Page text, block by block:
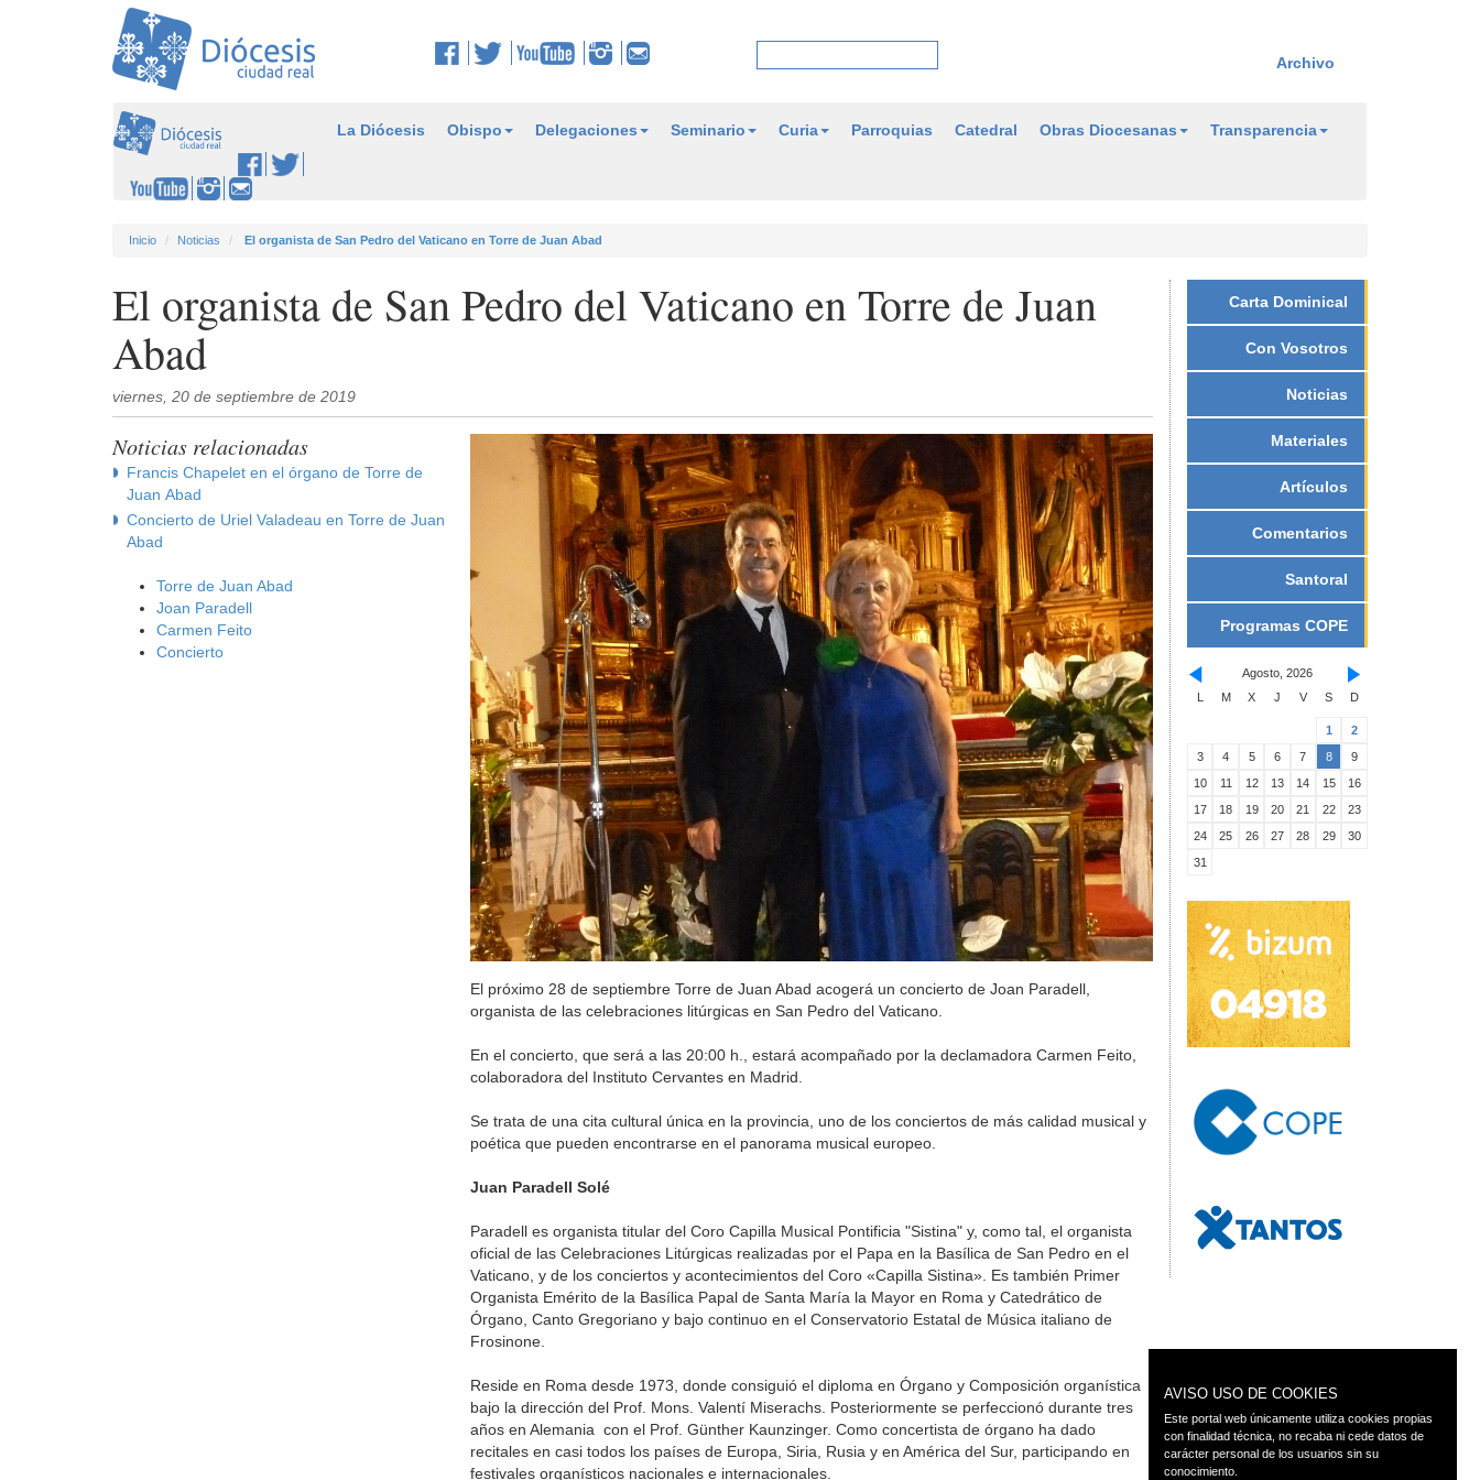
Archivo
La Diócesis Obispo Delegaciones Seminario Curia Parroquias Catedral Obras Diocesanas Transparencia
Inicio Noticias El organista de San Pedro del Vaticano en Torre de Juan Abad
El organista de San Pedro del Vaticano en Torre de Juan
Abad
viernes, 20 de septiembre de 2019
Noticias relacionadas
Francis Chapelet en el órgano de Torre de
Juan Abad
Concierto de Uriel Valadeau en Torre de Juan
Abad
Torre de Juan Abad
Joan Paradell
Carmen Feito
Concierto
El próximo 28 de septiembre Torre de Juan Abad acogerá un concierto de Joan Paradell,
organista de las celebraciones litúrgicas en San Pedro del Vaticano.
En el concierto, que será a las 20:00 h., estará acompañado por la declamadora Carmen Feito,
colaboradora del Instituto Cervantes en Madrid.
Se trata de una cita cultural única en la provincia, uno de los conciertos de más calidad musical y
poética que pueden encontrarse en el panorama musical europeo.
Juan Paradell Solé
Paradell es organista titular del Coro Capilla Musical Pontificia "Sistina" y, como tal, el organista
oficial de las Celebraciones Litúrgicas realizadas por el Papa en la Basílica de San Pedro en el
Vaticano, y de los conciertos y acontecimientos del Coro «Capilla Sistina». Es también Primer
Organista Emérito de la Basílica Papal de Santa María la Mayor en Roma y Catedrático de
Órgano, Canto Gregoriano y bajo continuo en el Conservatorio Estatal de Música italiano de
Frosinone.
Reside en Roma desde 1973, donde consiguió el diploma en Órgano y Composición organística
bajo la dirección del Prof. Mons. Valentí Miserachs. Posteriormente se perfeccionó durante tres
años en Alemania con el Prof. Günther Kaunzinger. Como concertista de órgano ha dado
recitales en casi todos los países de Europa, Siria, Rusia y en América del Sur, participando en
festivales organísticos nacionales e internacionales.
Carta Dominical
Con Vosotros
Noticias
Materiales
Artículos
Comentarios
Santoral
Programas COPE
Agosto, 2026
L
M X J V S D
1
2
3
4 5 6 7 8
9
10
11 12 13 14 15
16
17
18 19 20 21 22
23
24
25 26 27 28 29
30
31
AVISO USO DE COOKIES
Este portal web únicamente utiliza cookies propias
con finalidad técnica, no recaba ni cede datos de
carácter personal de los usuarios sin su
conocimiento.